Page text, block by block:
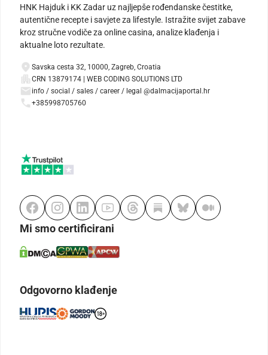
HNK Hajduk i KK Zadar uz najljepše rođendanske čestitke,
autentične recepte i savjete za lifestyle. Istražite svijet zabave
kroz stručne vodiče za online casina, analize klađenja i
aktualne loto rezultate.
Savska cesta 32, 10000, Zagreb, Croatia
CRN 13879174 | WEB CODING SOLUTIONS LTD
info / social / sales / career / legal @dalmacijaportal.hr
+385998705760
Mi smo certificirani
Odgovorno klađenje